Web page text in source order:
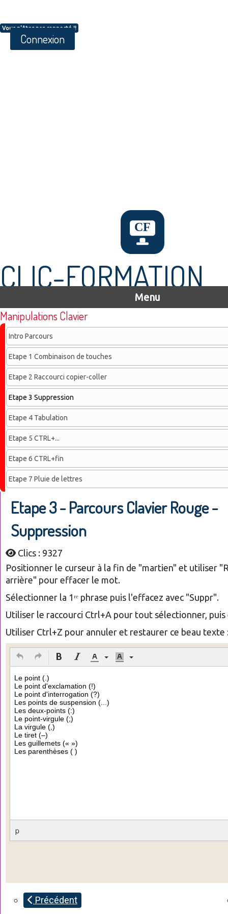
Vous n'êtes pas connecté !!
Connexion
CLIC-FORMATION
Menu
Manipulations Clavier
Intro Parcours
Etape 1 Combinaison de touches
Etape 2 Raccourci copier-coller
Etape 3 Suppression
Etape 4 Tabulation
Etape 5 CTRL+...
Etape 6 CTRL+fin
Etape 7 Pluie de lettres
Etape 3 - Parcours Clavier Rouge -
Suppression
Clics : 9327
Positionner le curseur à la fin de "martien" et utiliser
arrière" pour effacer le mot.
Sélectionner la 1ʳᵉ phrase puis l'effacez avec "Suppr".
Utiliser le raccourci Ctrl+A pour tout sélectionner,
Utiliser Ctrl+Z pour annuler et restaurer ce beau texte
Précédent